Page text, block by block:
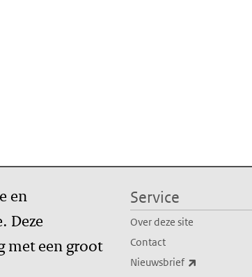
en
Deze
met een groot
Service
Over deze site
Contact
Nieuwsbrief